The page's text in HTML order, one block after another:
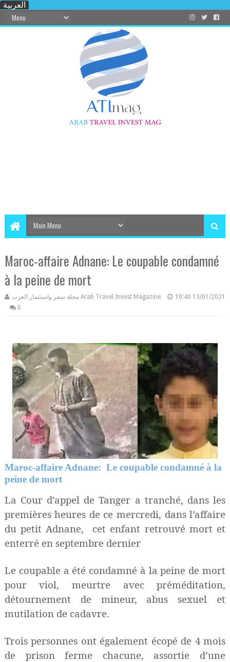
العربية
Maroc-affaire Adnane: Le coupable condamné
à la peine de mort
مجلة سفر واستثمار العرب Arab Travel Invest Magazine 10:40 13/01/2021
0
Maroc-affaire Adnane: Le coupable condamné à la
peine de mort
La Cour d’appel de Tanger a tranché, dans les
premières heures de ce mercredi, dans l’affaire
du petit Adnane, cet enfant retrouvé mort et
enterré en septembre dernier
Le coupable a été condamné à la peine de mort
pour viol, meurtre avec préméditation,
détournement de mineur, abus sexuel et
mutilation de cadavre.
Trois personnes ont également écopé de 4 mois
de prison ferme chacune, assortie d’une